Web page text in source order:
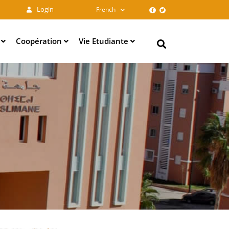
Login French
Coopération Vie Etudiante
Search